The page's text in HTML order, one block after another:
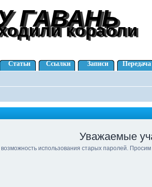
ГАВАНЬ
ГАВАНЬ
корабли
корабли
Статьи Ссылки Записи Передача
Уважаемые
использования старых паролей. Просим